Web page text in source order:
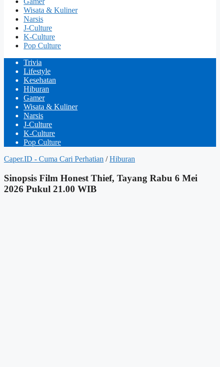
Wisata & Kuliner
Narsis
J-Culture
K-Culture
Pop Culture
Trivia
Lifestyle
Kesehatan
Hiburan
Gamer
Wisata & Kuliner
Narsis
J-Culture
K-Culture
Pop Culture
Caper.ID - Cuma Cari Perhatian / Hiburan
Sinopsis Film Honest Thief, Tayang Rabu 6 Mei
2026 Pukul 21.00 WIB